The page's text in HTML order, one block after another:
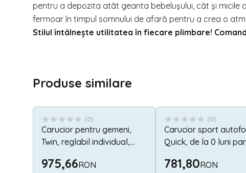
pentru a depozita atât geanta bebelușului, cât și micile
fermoar în timpul somnului de afară pentru a crea o
Stilul întâlnește utilitatea în fiecare plimbare!
Produse similare
(0)
Carucior pentru gemeni,
Twin, reglabil individual,
geanta pentru mama
975,66RON
(0)
Carucior sport
Quick, de la 0 luni
781,80RON